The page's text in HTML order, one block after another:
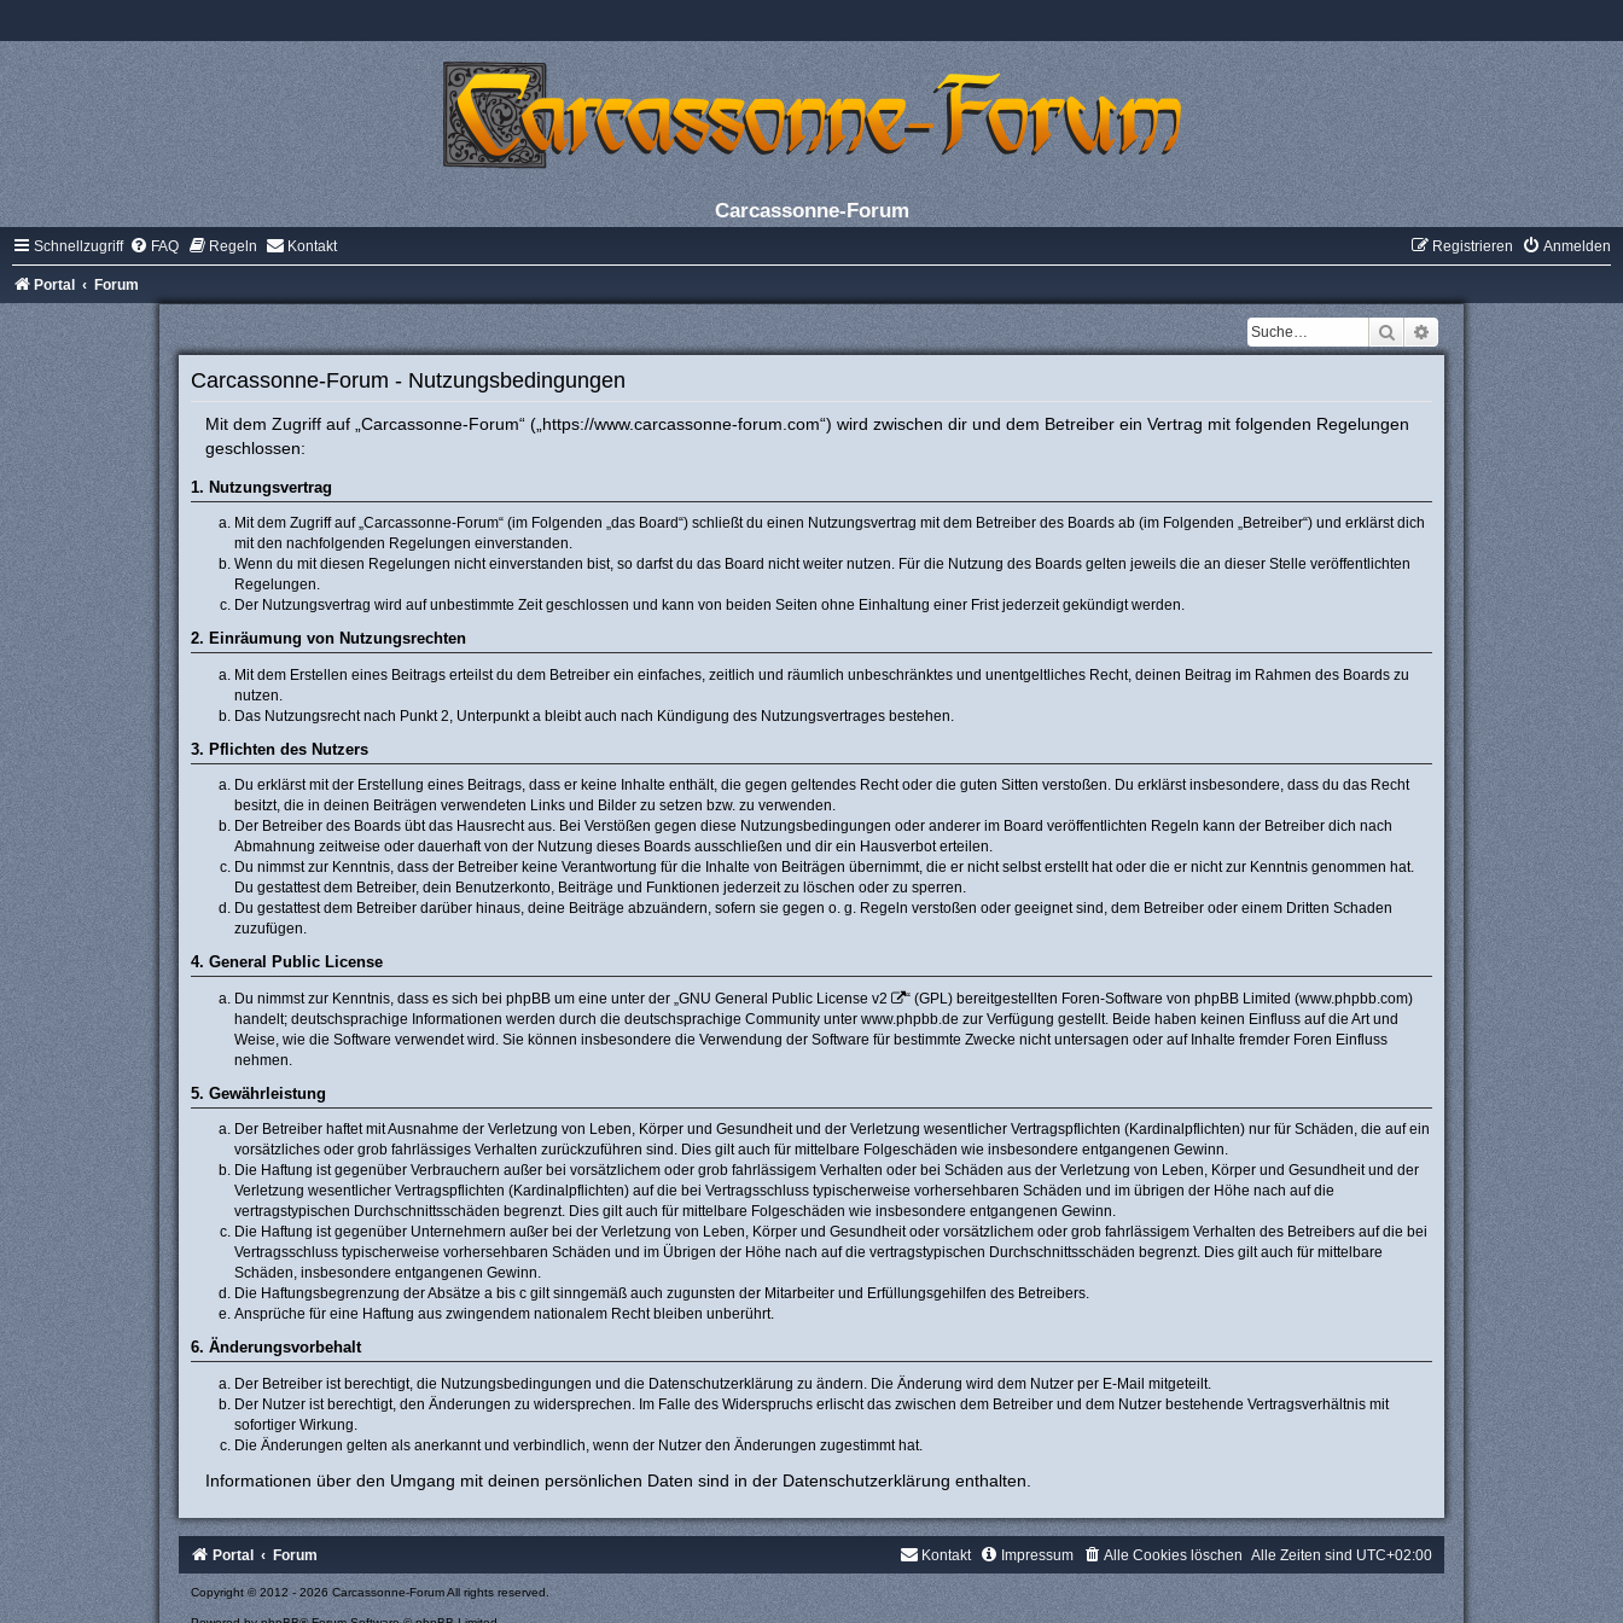
Carcassonne-Forum
Schnellzugriff FAQ Regeln Kontakt Anmelden
Registrieren
Portal Forum
Suche Erweiterte Suche
Carcassonne-Forum - Nutzungsbedingungen
Mit dem Zugriff auf „Carcassonne-Forum“ („https://www.carcassonne-forum.com“) wird zwischen dir und dem Betreiber ein Vertrag mit folgenden Regelungen
geschlossen:
1. Nutzungsvertrag
Mit dem Zugriff auf „Carcassonne-Forum“ (im Folgenden „das Board“) schließt du einen Nutzungsvertrag mit dem Betreiber des Boards ab (im Folgenden „Betreiber“) und erklärst dich
mit den nachfolgenden Regelungen einverstanden.
Wenn du mit diesen Regelungen nicht einverstanden bist, so darfst du das Board nicht weiter nutzen. Für die Nutzung des Boards gelten jeweils die an dieser Stelle veröffentlichten
Regelungen.
Der Nutzungsvertrag wird auf unbestimmte Zeit geschlossen und kann von beiden Seiten ohne Einhaltung einer Frist jederzeit gekündigt werden.
2. Einräumung von Nutzungsrechten
Mit dem Erstellen eines Beitrags erteilst du dem Betreiber ein einfaches, zeitlich und räumlich unbeschränktes und unentgeltliches Recht, deinen Beitrag im Rahmen des Boards zu
nutzen.
Das Nutzungsrecht nach Punkt 2, Unterpunkt a bleibt auch nach Kündigung des Nutzungsvertrages bestehen.
3. Pflichten des Nutzers
Du erklärst mit der Erstellung eines Beitrags, dass er keine Inhalte enthält, die gegen geltendes Recht oder die guten Sitten verstoßen. Du erklärst insbesondere, dass du das Recht
besitzt, die in deinen Beiträgen verwendeten Links und Bilder zu setzen bzw. zu verwenden.
Der Betreiber des Boards übt das Hausrecht aus. Bei Verstößen gegen diese Nutzungsbedingungen oder anderer im Board veröffentlichten Regeln kann der Betreiber dich nach
Abmahnung zeitweise oder dauerhaft von der Nutzung dieses Boards ausschließen und dir ein Hausverbot erteilen.
Du nimmst zur Kenntnis, dass der Betreiber keine Verantwortung für die Inhalte von Beiträgen übernimmt, die er nicht selbst erstellt hat oder die er nicht zur Kenntnis genommen hat.
Du gestattest dem Betreiber, dein Benutzerkonto, Beiträge und Funktionen jederzeit zu löschen oder zu sperren.
Du gestattest dem Betreiber darüber hinaus, deine Beiträge abzuändern, sofern sie gegen o. g. Regeln verstoßen oder geeignet sind, dem Betreiber oder einem Dritten Schaden
zuzufügen.
4. General Public License
Du nimmst zur Kenntnis, dass es sich bei phpBB um eine unter der „ GNU General Public License v2
“ (GPL) bereitgestellten Foren-Software von phpBB Limited (www.phpbb.com)
handelt; deutschsprachige Informationen werden durch die deutschsprachige Community unter www.phpbb.de zur Verfügung gestellt. Beide haben keinen Einfluss auf die Art und
Weise, wie die Software verwendet wird. Sie können insbesondere die Verwendung der Software für bestimmte Zwecke nicht untersagen oder auf Inhalte fremder Foren Einfluss
nehmen.
5. Gewährleistung
Der Betreiber haftet mit Ausnahme der Verletzung von Leben, Körper und Gesundheit und der Verletzung wesentlicher Vertragspflichten (Kardinalpflichten) nur für Schäden, die auf ein
vorsätzliches oder grob fahrlässiges Verhalten zurückzuführen sind. Dies gilt auch für mittelbare Folgeschäden wie insbesondere entgangenen Gewinn.
Die Haftung ist gegenüber Verbrauchern außer bei vorsätzlichem oder grob fahrlässigem Verhalten oder bei Schäden aus der Verletzung von Leben, Körper und Gesundheit und der
Verletzung wesentlicher Vertragspflichten (Kardinalpflichten) auf die bei Vertragsschluss typischerweise vorhersehbaren Schäden und im übrigen der Höhe nach auf die
vertragstypischen Durchschnittsschäden begrenzt. Dies gilt auch für mittelbare Folgeschäden wie insbesondere entgangenen Gewinn.
Die Haftung ist gegenüber Unternehmern außer bei der Verletzung von Leben, Körper und Gesundheit oder vorsätzlichem oder grob fahrlässigem Verhalten des Betreibers auf die bei
Vertragsschluss typischerweise vorhersehbaren Schäden und im Übrigen der Höhe nach auf die vertragstypischen Durchschnittsschäden begrenzt. Dies gilt auch für mittelbare
Schäden, insbesondere entgangenen Gewinn.
Die Haftungsbegrenzung der Absätze a bis c gilt sinngemäß auch zugunsten der Mitarbeiter und Erfüllungsgehilfen des Betreibers.
Ansprüche für eine Haftung aus zwingendem nationalem Recht bleiben unberührt.
6. Änderungsvorbehalt
Der Betreiber ist berechtigt, die Nutzungsbedingungen und die Datenschutzerklärung zu ändern. Die Änderung wird dem Nutzer per E-Mail mitgeteilt.
Der Nutzer ist berechtigt, den Änderungen zu widersprechen. Im Falle des Widerspruchs erlischt das zwischen dem Betreiber und dem Nutzer bestehende Vertragsverhältnis mit
sofortiger Wirkung.
Die Änderungen gelten als anerkannt und verbindlich, wenn der Nutzer den Änderungen zugestimmt hat.
Informationen über den Umgang mit deinen persönlichen Daten sind in der Datenschutzerklärung enthalten.
Portal Forum Alle Zeiten sind UTC+02:00
Alle Cookies löschen
Impressum
Kontakt
Copyright © 2012 - 2026 Carcassonne-Forum All rights reserved.